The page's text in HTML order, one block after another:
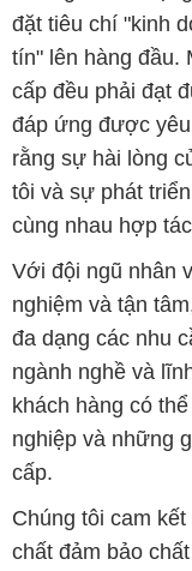
đặt tiêu chí "kinh
tín" lên hàng đầu.
cấp đều phải đạt
đáp ứng được
rằng sự hài lòng
tôi và sự phát
cùng nhau hợp
Với đội ngũ nhân
nghiệm và tận
đa dạng các nhu
ngành nghề và
khách hàng có
nghiệp và những
cấp.
Chúng tôi cam
chất đảm bảo